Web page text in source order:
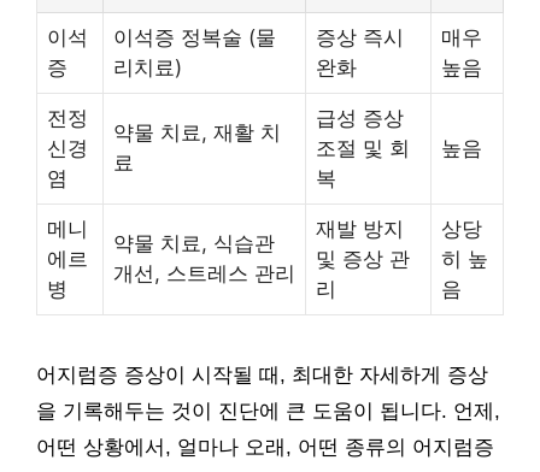
이석
증
이석증 정복술 (물
리치료)
증상 즉시
완화
매우
높음
전정
신경
염
약물 치료, 재활 치
료
급성 증상
조절 및 회
복
높음
메니
에르
병
약물 치료, 식습관
개선, 스트레스 관리
재발 방지
및 증상 관
리
상당
히 높
음
어지럼증 증상이 시작될 때, 최대한 자세하게 증상
을 기록해두는 것이 진단에 큰 도움이 됩니다. 언제,
어떤 상황에서, 얼마나 오래, 어떤 종류의 어지럼증